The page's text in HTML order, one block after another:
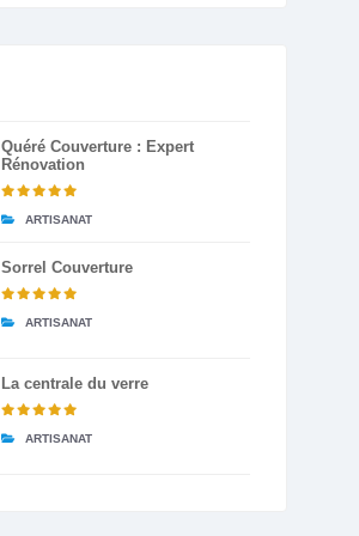
Quéré Couverture : Expert
Rénovation
ARTISANAT
Sorrel Couverture
ARTISANAT
La centrale du verre
ARTISANAT